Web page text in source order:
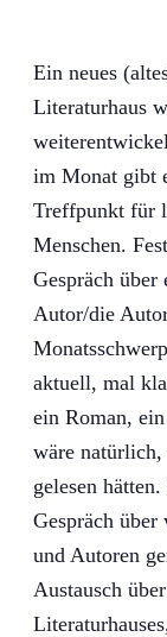
Ein neues
Literaturhaus
im Monat gibt
Treffpunkt für
Menschen.
Gespräch über
Autor/die
aktuell, mal
ein Roman,
wäre natürlich,
gelesen
Gespräch
und Autoren
Austausch